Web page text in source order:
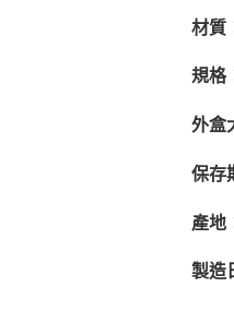
材質
規格
外盒
保存
產地
製造